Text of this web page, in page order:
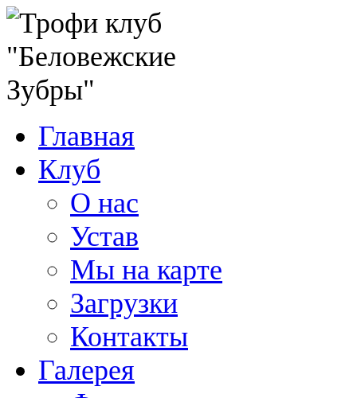
Главная
Клуб
О нас
Устав
Мы на карте
Загрузки
Контакты
Галерея